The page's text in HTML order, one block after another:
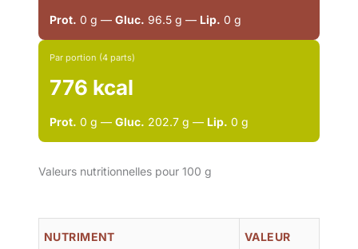
Prot. 0 g — Gluc. 96.5 g — Lip. 0 g
Par portion (4 parts)
776 kcal
Prot. 0 g — Gluc. 202.7 g — Lip. 0 g
Valeurs nutritionnelles pour 100 g
NUTRIMENT VALEUR